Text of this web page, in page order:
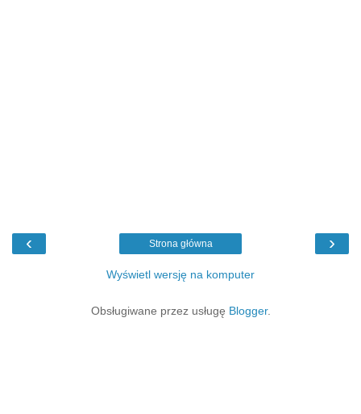
‹ ›
Strona główna
Wyświetl wersję na komputer
Obsługiwane przez usługę Blogger.